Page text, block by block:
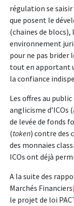
régulation se
que posent le
(chaines de
environnement
pour ne pas brider
tout en apportant
la confiance
Les offres au
anglicisme d’ICOs (
de levée de fonds
(token) contre des
des monnaies
ICOs ont déjà
A la suite des
Marchés Financiers
le projet de loi